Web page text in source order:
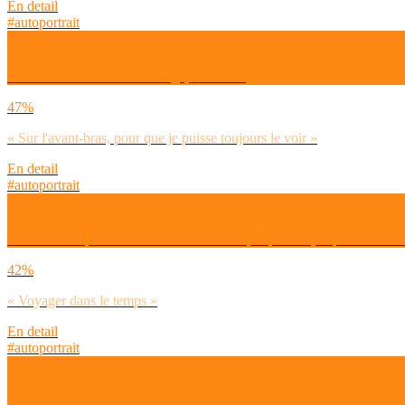
En detail
#autoportrait
47%
« Sur l'avant-bras, pour que je puisse toujours le voir »
En detail
#autoportrait
42%
« Voyager dans le temps »
En detail
#autoportrait